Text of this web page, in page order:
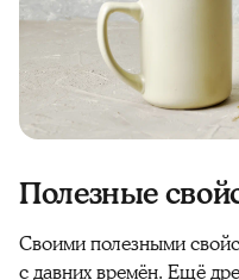
Полезные
Своими полезными
с давних времён. Ещё